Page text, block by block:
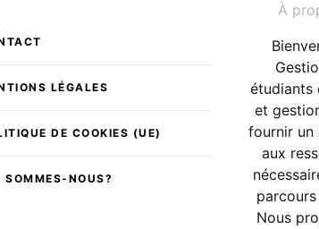
LÉGALES
DE COOKIES (UE)
SOMMES-NOUS?
À
étudiants
et
fournir un
aux
Nous